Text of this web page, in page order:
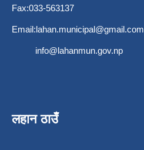
Fax:033-563137
Email:lahan.municipal@gmail.com
info@lahanmun.gov.np
लहान ठाउँ